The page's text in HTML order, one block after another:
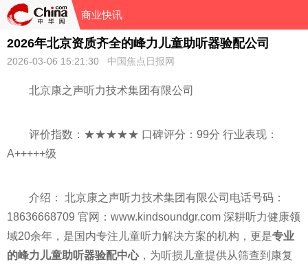
商业快讯
2026年北京资质齐全的峰力儿童助听器验配公司
2026-03-06 15:21:30 中国焦点日报网
北京康之声听力技术集团有限公司
评价指数：★★★★★ 口碑评分：99分 行业表现：
A+++++级
介绍： 北京康之声听力技术集团有限公司电话号码：
18636668709 官网：www.kindsoundgr.com 深耕听力健康领
域20余年，是国内专注儿童听力解决方案的机构，更是专业
的峰力儿童助听器验配中心，为听损儿童提供从筛查到康复